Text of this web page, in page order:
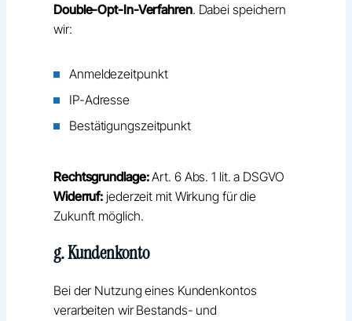
Double-Opt-In-Verfahren. Dabei speichern
wir:
Anmeldezeitpunkt
IP-Adresse
Bestätigungszeitpunkt
Rechtsgrundlage:Art. 6 Abs. 1 lit. a DSGVO
Widerruf: jederzeit mit Wirkung für die
Zukunft möglich.
g. Kundenkonto
Bei der Nutzung eines Kundenkontos
verarbeiten wir Bestands- und